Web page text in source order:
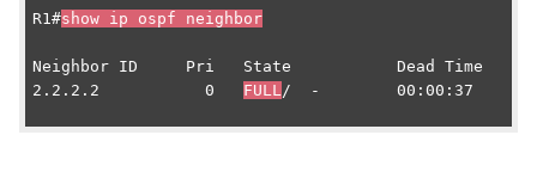
R1#show ip ospf neighbor
Neighbor ID     Pri   State           Dead Time
2.2.2.2           0 FULL /  -        00:00:37